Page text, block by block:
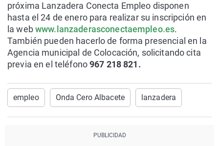
próxima Lanzadera Conecta Empleo disponen
hasta el 24 de enero para realizar su inscripción en
la webwww.lanzaderasconectaempleo.es.
También pueden hacerlo de forma presencial en la
Agencia municipal de Colocación, solicitando cita
previa en el teléfono967 218 821.
empleo Onda Cero Albacete lanzadera